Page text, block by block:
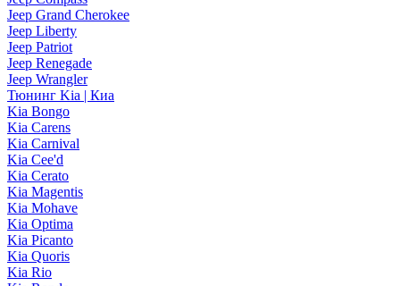
Jeep Grand Cherokee
Jeep Liberty
Jeep Patriot
Jeep Renegade
Jeep Wrangler
Тюнинг Kia | Киа
Kia Bongo
Kia Carens
Kia Carnival
Kia Cee'd
Kia Cerato
Kia Magentis
Kia Mohave
Kia Optima
Kia Picanto
Kia Quoris
Kia Rio